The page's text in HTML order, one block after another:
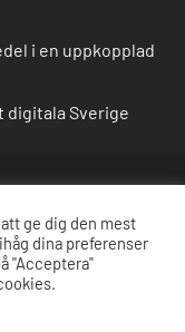
i en uppkopplad
digitala Sverige
skriftligt
ge dig den mest
dina preferenser
"Acceptera"